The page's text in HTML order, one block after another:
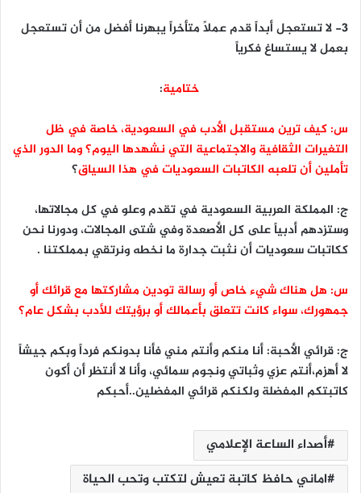
٣- لا تستعجل أبداً قدم عملاً متأخراً يبهرنا أفضل من أن تستعجل
بعمل لا يستساغ فكرياً
ختامية:
س: كيف ترين مستقبل الأدب في السعودية، خاصة في ظل
التغيرات الثقافية والاجتماعية التي نشهدها اليوم؟ وما الدور الذي
تأملين أن تلعبه الكاتبات السعوديات في هذا السياق؟
ج: المملكة العربية السعودية في تقدم وعلو في كل مجالاتها،
وستزدهم أدبياً على كل الأصعدة وفي شتى المجالات، ودورنا نحن
ككاتبات سعوديات أن نثبت جدارة ما نخطه ونرتقي بمملكتنا .
س: هل هناك شيء خاص أو رسالة تودين مشاركتها مع قرائك أو
جمهورك، سواء كانت تتعلق بأعمالك أو برؤيتك للأدب بشكل عام؟
ج: قرائي الأحبة: أنا منكم وأنتم مني فأنا بدونكم فرداً وبكم جيشاً
لا أهزم،أنتم عزي وثباتي ونجوم سمائي، وأنا لا أنتظر أن أكون
كاتبتكم المفضلة ولكنكم قرائي المفضلين..أحبكم
أصداء الساعة الإعلامي
اماني حافظ كاتبة تعيش لتكتب وتحب الحياة